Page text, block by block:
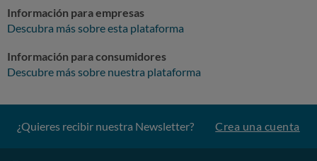
Información para empresas
Descubra más sobre esta plataforma
Información para consumidores
Descubre más sobre nuestra plataforma
¿Quieres recibir nuestra Newsletter? Crea una cuenta